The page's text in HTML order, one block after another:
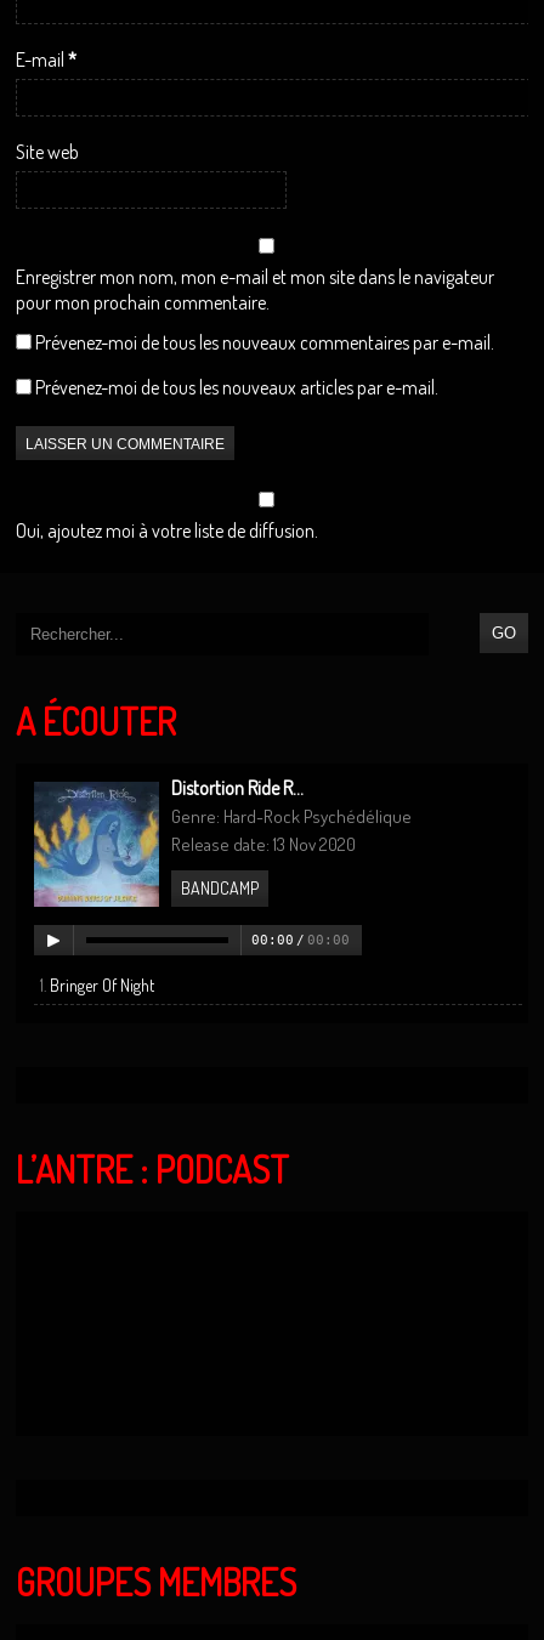
E-mail*
Site web
Enregistrer mon nom, mon e-mail et mon site dans le navigateur
pour mon prochain commentaire.
Prévenez-moi de tous les nouveaux commentaires par e-mail.
Prévenez-moi de tous les nouveaux articles par e-mail.
Oui, ajoutez moi à votre liste de diffusion.
A ÉCOUTER
Distortion Ride R...
Genre: Hard-Rock Psychédélique
Release date: 13 Nov 2020
BANDCAMP
00:00 / 00:00
Bringer Of Night
L’ANTRE : PODCAST
GROUPES MEMBRES